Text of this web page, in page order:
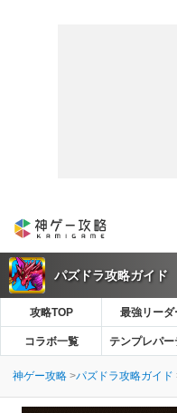
パズドラ攻略ガイド
攻略TOP 最強リーダ
コラボ一覧 テンプレパー
神ゲー攻略 パズドラ攻略ガイド